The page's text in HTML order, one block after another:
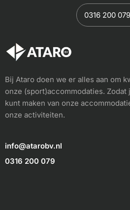
0316 200 079
Bij Ataro doen we er alles aan om
onze (sport)accommodaties.
kunt maken van onze
onze activiteiten.
info@atarobv.nl
0316 200 079